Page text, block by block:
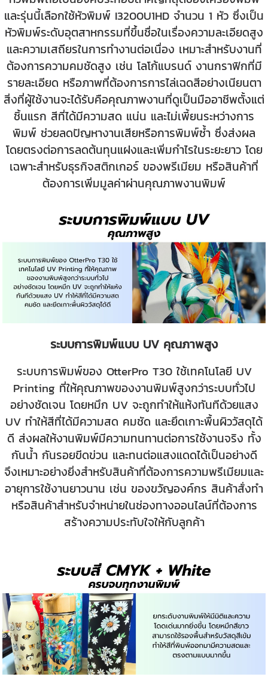
และรุ่นนี้เลือกใช้หัวพิมพ์ I3200U1HD จำนวน 1 หัว ซึ่งเป็น
หัวพิมพ์ระดับอุตสาหกรรมที่ขึ้นชื่อในเรื่องความละเอียดสูง
และความเสถียรในการทำงานต่อเนื่อง เหมาะสำหรับงานที่
ต้องการความคมชัดสูง เช่น โลโก้แบรนด์ งานกราฟิกที่มี
รายละเอียด หรือภาพที่ต้องการการไล่เฉดสีอย่างเนียนตา
สิ่งที่ผู้ใช้งานจะได้รับคือคุณภาพงานที่ดูเป็นมืออาชีพตั้งแต่
ชิ้นแรก สีที่ได้มีความสด แน่น และไม่เพี้ยนระหว่างการ
พิมพ์ ช่วยลดปัญหางานเสียหรือการพิมพ์ซ้ำ ซึ่งส่งผล
โดยตรงต่อการลดต้นทุนแฝงและเพิ่มกำไรในระยะยาว โดย
เฉพาะสำหรับธุรกิจสติกเกอร์ ของพรีเมียม หรือสินค้าที่
ต้องการเพิ่มมูลค่าผ่านคุณภาพงานพิมพ์
ระบบการพิมพ์แบบ UV คุณภาพสูง
ระบบการพิมพ์ของ OtterPro T30 ใช้เทคโนโลยี UV
Printing ที่ให้คุณภาพของงานพิมพ์สูงกว่าระบบทั่วไป
อย่างชัดเจน โดยหมึก UV จะถูกทำให้แห้งทันทีด้วยแสง
UV ทำให้สีที่ได้มีความสด คมชัด และยึดเกาะพื้นผิววัสดุได้
ดี ส่งผลให้งานพิมพ์มีความทนทานต่อการใช้งานจริง ทั้ง
กันน้ำ กันรอยขีดข่วน และทนต่อแสงแดดได้เป็นอย่างดี
จึงเหมาะอย่างยิ่งสำหรับสินค้าที่ต้องการความพรีเมียมและ
อายุการใช้งานยาวนาน เช่น ของขวัญองค์กร สินค้าสั่งทำ
หรือสินค้าสำหรับจำหน่ายในช่องทางออนไลน์ที่ต้องการ
สร้างความประทับใจให้กับลูกค้า